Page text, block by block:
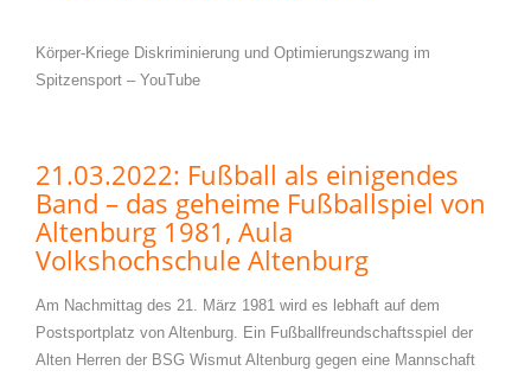
Körper-Kriege Diskriminierung und Optimierungszwang im
Spitzensport – YouTube
21.03.2022: Fußball als einigendes
Band – das geheime Fußballspiel von
Altenburg 1981, Aula
Volkshochschule Altenburg
Am Nachmittag des 21. März 1981 wird es lebhaft auf dem
Postsportplatz von Altenburg. Ein Fußballfreundschaftsspiel der
Alten Herren der BSG Wismut Altenburg gegen eine Mannschaft